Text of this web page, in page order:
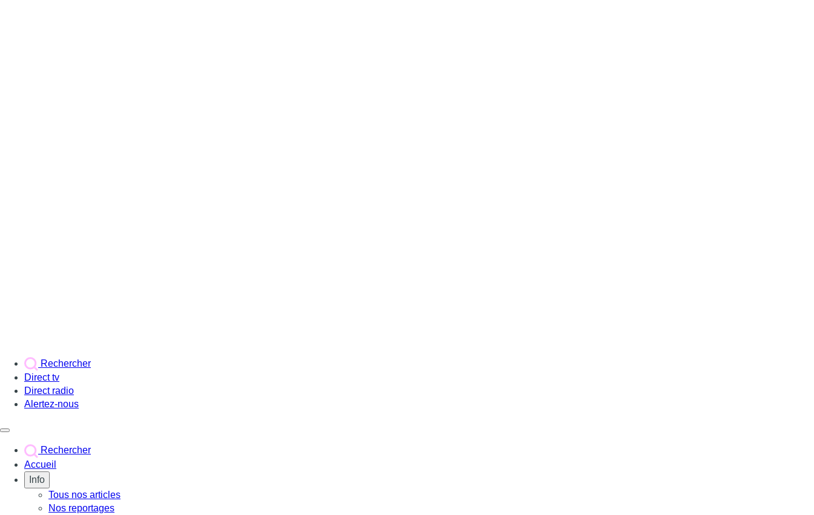
Rechercher
Direct tv
Direct radio
Alertez-nous
Rechercher
Accueil
Info
Tous nos articles
Nos reportages